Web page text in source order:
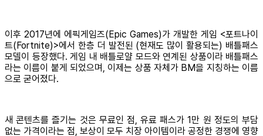
이후 2017년에 에픽게임즈(Epic Games)가 개발한 게임 <포트나이
트(Fortnite)>에서 한층 더 발전된 (현재도 많이 활용되는) 배틀패스
모델이 등장했다. 게임 내 배틀로얄 모드와 연계된 상품이라 배틀패스
라는 이름이 붙게 되었으며, 이제는 상품 자체가 BM을 지칭하는 이름
으로 굳어졌다.
새 콘텐츠를 즐기는 것은 무료인 점, 유료 패스가 1만 원 정도의 부담
없는 가격이라는 점, 보상이 모두 치장 아이템이라 공정한 경쟁에 영향